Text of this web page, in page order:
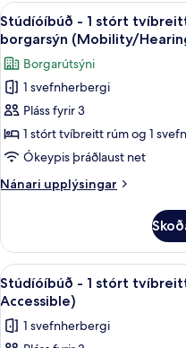
borgarsýn
(Mobility
Accessible,
Roll-
In
Shower)
stórt
tvíbreitt
með
svefnsófa
borgarsýn
(Mobility
Accessible,
Roll-
In
Shower)
Skoða
allar
myndir
fyrir
Stúdíóíbúð
-
1
stórt
tvíbreitt
rúm
svefnsófa
borgarsýn
(Mobility/Hearing
Access,
Roll-
9
Stúdíóíbúð - 1 stórt
borgarsýn (Mobility/
Borgarútsýni
1 svefnherbergi
Pláss fyrir 3
1 stórt tvíbreitt rúm og 1
Ókeypis þráðlaust net
Nánari upplýsingar
Nánari
-
stórt
tvíbreitt
með
svefnsófa
Skoða
allar
myndir
fyrir
8
Stúdíóíbúð - 1 stórt
Accessible)
1 svefnherbergi